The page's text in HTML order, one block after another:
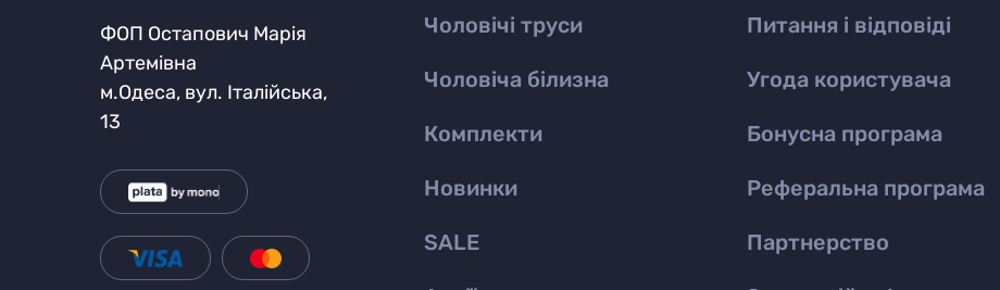
ФОП Остапович Марія
Артемівна
м.Одеса, вул. Італійська,
13
Чоловічі труси
Чоловіча білизна
Комплекти
Новинки
SALE
Питання і відповіді
Угода користувача
Бонусна програма
Реферальна програма
Партнерство